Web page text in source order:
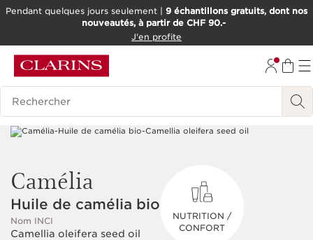
ALLER AU CONTENU
OUTIL D'ACCESSIBILITÉ
Pendant quelques jours seulement | 9 échantillons gratuits, dont nos
nouveautés, à partir de CHF 90.-
J'en profite
Historique des recherches
Camélia
Huile de camélia bio
Nom INCI
Camellia oleifera seed oil
NUTRITION /
CONFORT